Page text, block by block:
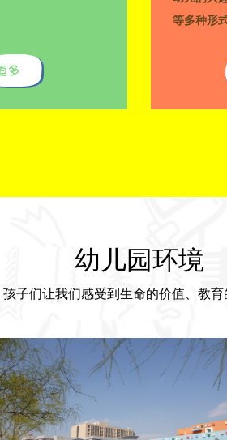
等多种形
幼儿园环境
孩子们让我们感受到生命的价值、教育